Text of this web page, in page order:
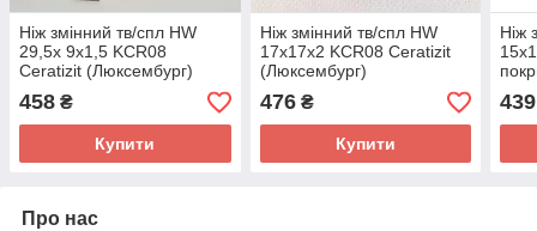
Ніж змінний тв/спл HW
29,5х 9х1,5 KCR08
Ceratizit (Люксембург)
458 ₴
Купити
Ніж змінний тв/спл HW
17х17х2 KCR08 Ceratizit
(Люксембург)
476₴
Купити
Ніж
439
Про нас